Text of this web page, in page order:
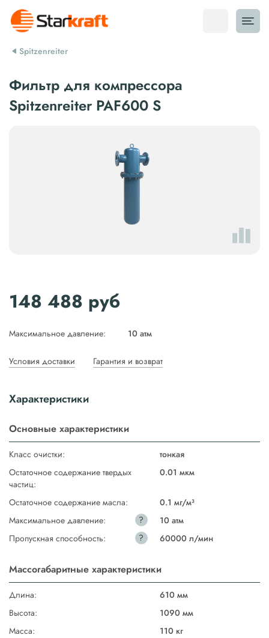
Spitzenreiter
Фильтр для компрессора
Spitzenreiter PAF600 S
148 488 руб
Максимальное давление: 10 атм
Условия доставки Гарантия и возврат
Характеристики
Основные характеристики
Класс очистки:
тонкая
Остаточное содержание твердых
частиц:
0.01 мкм
Остаточное содержание масла:
0.1 мг/м³
Максимальное давление:
?
10 атм
Пропускная способность:
? 60000 л/мин
Массогабаритные характеристики
Длина:
610 мм
Высота:
1090 мм
Масса:
110 кг